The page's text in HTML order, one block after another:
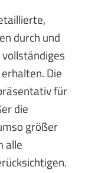
durch und
Die
für
die
größer
alle